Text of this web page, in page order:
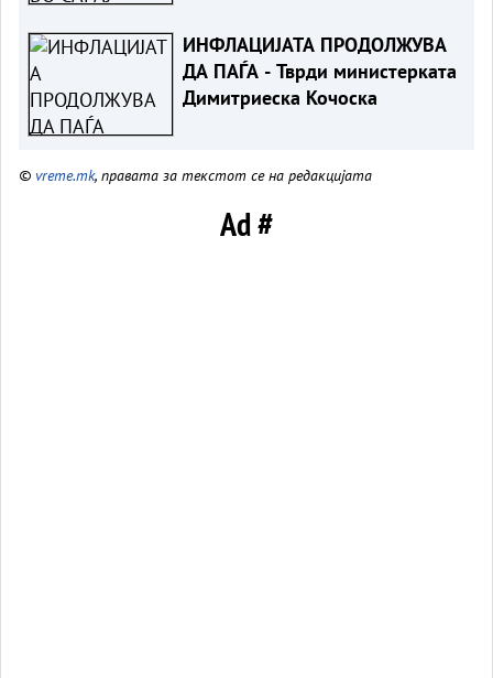
ИНФЛАЦИЈАТА ПРОДОЛЖУВА
ДА ПАЃА - Тврди министерката
Димитриеска Кочоска
© vreme.mk, правата за текстот се на редакцијата
Ad #